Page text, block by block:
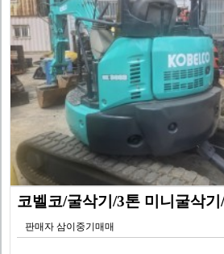
판매자 삼이중기매매